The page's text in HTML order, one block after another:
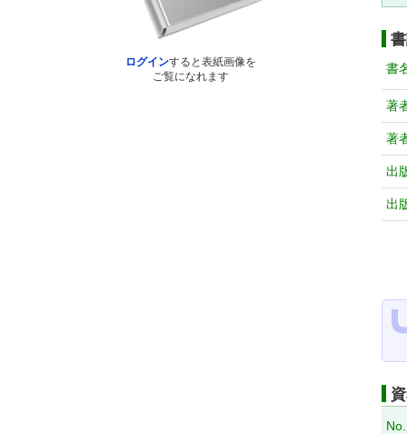
ログインすると表紙画像を
ご覧になれます
書
著
著
出
出
No.